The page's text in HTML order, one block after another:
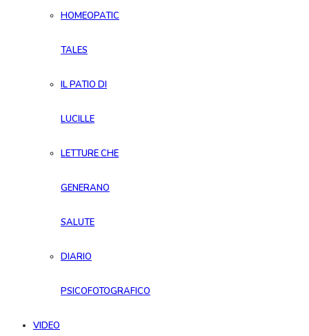
HOMEOPATIC
TALES
IL PATIO DI
LUCILLE
LETTURE CHE
GENERANO
SALUTE
DIARIO
PSICOFOTOGRAFICO
VIDEO